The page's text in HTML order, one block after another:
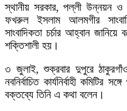
স্থানীয় সরকার, পল্লী উন্নয়ন ও
ফখরুল ইসলাম আলমগীর
সাংবাদিকতা চর্চার আহ্বান
শক্তিশালী হয়।
৩ জুলাই, শুক্রবার দুপুরে
নবনির্বাচিত কার্যনির্বাহী কমিটির
বক্তব্যে তিনি এ কথা বলেন।